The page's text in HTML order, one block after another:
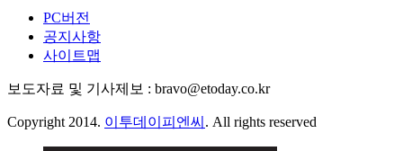
PC버전
공지사항
사이트맵
보도자료 및 기사제보 : bravo@etoday.co.kr
Copyright 2014. 이투데이피엔씨 . All rights reserved